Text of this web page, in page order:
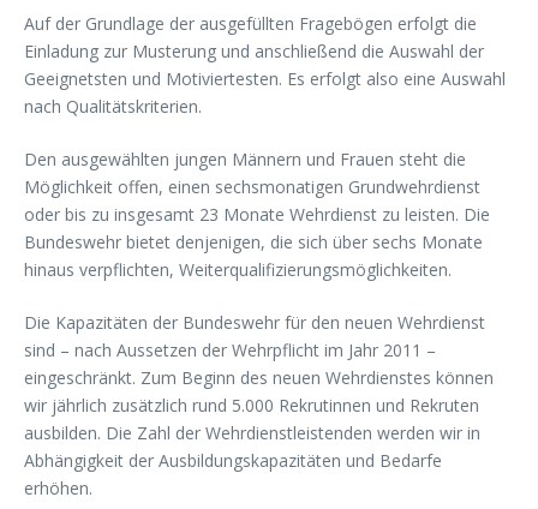
Auf der Grundlage der ausgefüllten Fragebögen erfolgt die
Einladung zur Musterung und anschließend die Auswahl der
Geeignetsten und Motiviertesten. Es erfolgt also eine Auswahl
nach Qualitätskriterien.
Den ausgewählten jungen Männern und Frauen steht die
Möglichkeit offen, einen sechsmonatigen Grundwehrdienst
oder bis zu insgesamt 23 Monate Wehrdienst zu leisten. Die
Bundeswehr bietet denjenigen, die sich über sechs Monate
hinaus verpflichten, Weiterqualifizierungsmöglichkeiten.
Die Kapazitäten der Bundeswehr für den neuen Wehrdienst
sind – nach Aussetzen der Wehrpflicht im Jahr 2011 –
eingeschränkt. Zum Beginn des neuen Wehrdienstes können
wir jährlich zusätzlich rund 5.000 Rekrutinnen und Rekruten
ausbilden. Die Zahl der Wehrdienstleistenden werden wir in
Abhängigkeit der Ausbildungskapazitäten und Bedarfe
erhöhen.